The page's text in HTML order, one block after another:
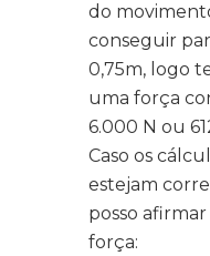
do
conseguir
0,75m, logo
uma força
6.000 N ou
Caso os
estejam
posso
força: